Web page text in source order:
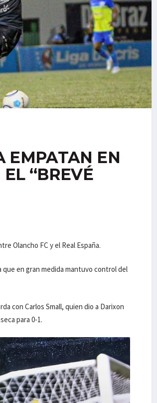
EMPATAN EN
“BREVÉ
Olancho FC y el Real España.
en gran medida mantuvo control del
con Carlos Small, quien dio a Darixon
para 0-1.